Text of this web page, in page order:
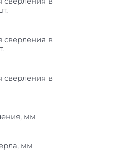
в
в
мм
мм